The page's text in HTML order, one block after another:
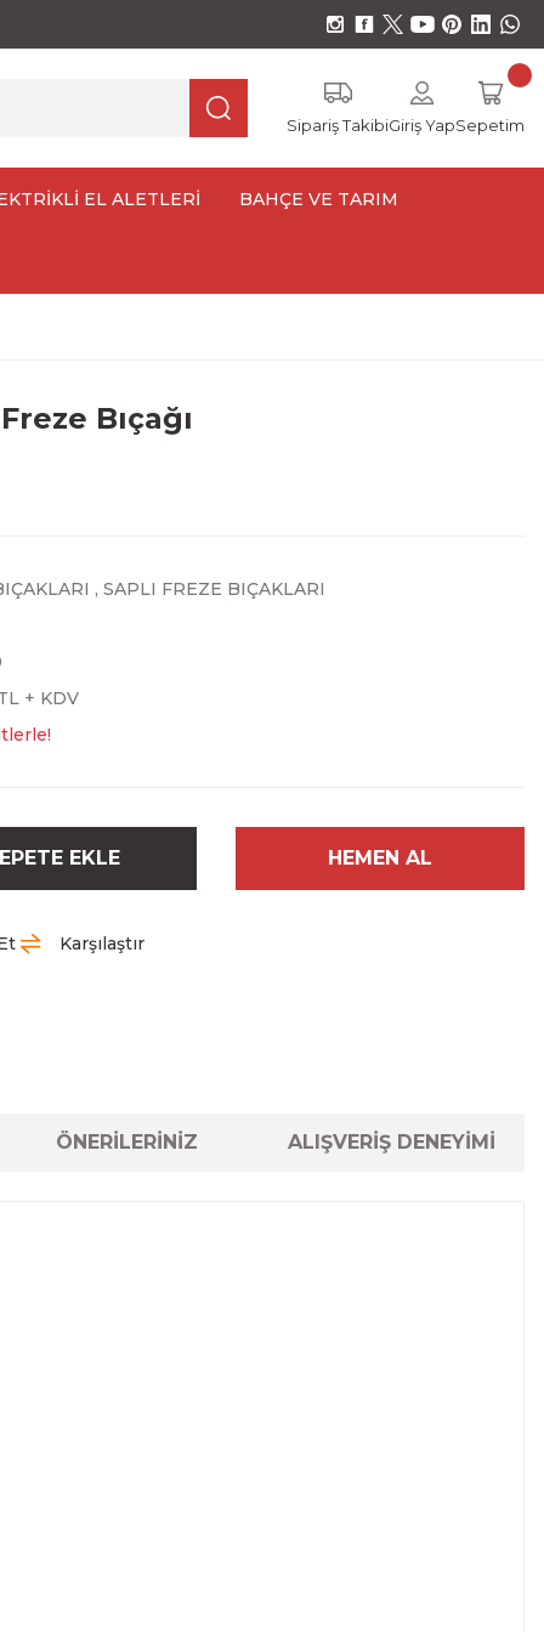
Sipariş TakibiGiriş YapSepetim
EL ALETLERİ BAHÇE VE TARIM
Bıçağı
, SAPLI FREZE BIÇAKLARI
+ KDV
EKLE HEMEN AL
Karşılaştır
ÖNERİLERİNİZ ALIŞVERİŞ DENEYİMİ